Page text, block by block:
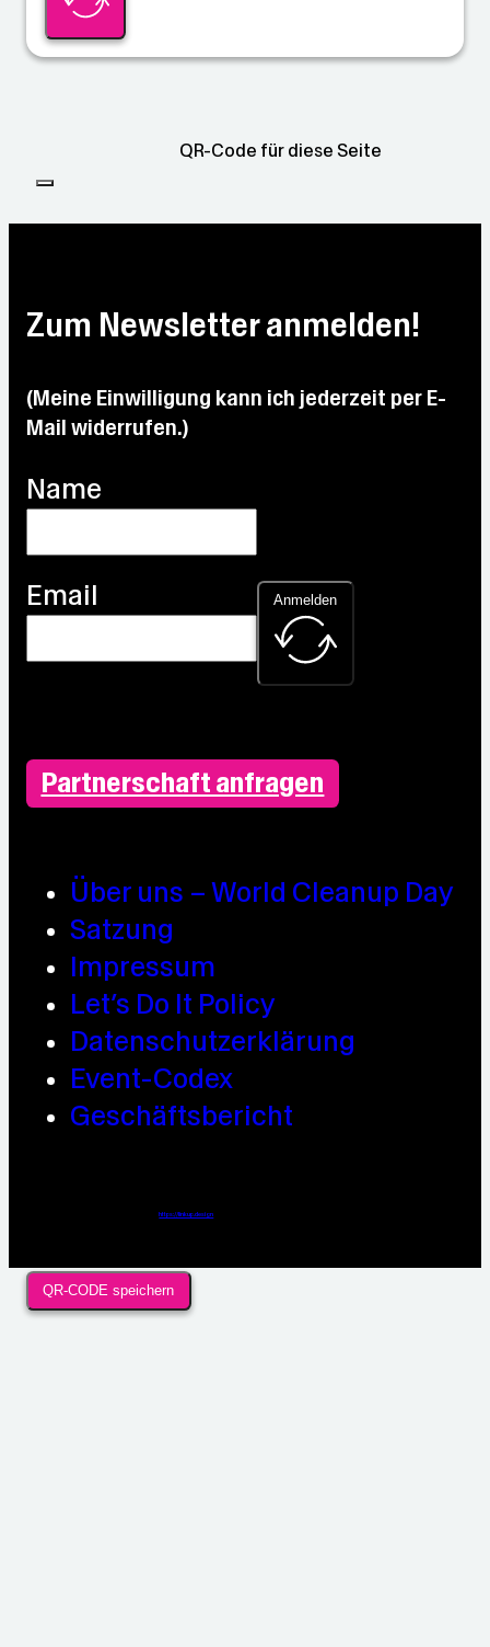
QR-Code für diese Seite
Partnerschaft anfragen
Über uns – World Cleanup Day
Satzung
Impressum
Let’s Do It Policy
Datenschutzerklärung
Event-Codex
Geschäftsbericht
Zum Newsletter anmelden!
(Meine Einwilligung kann ich jederzeit per E-
Mail widerrufen.)
Name
Email Anmelden
https://linkup.design
QR-CODE speichern